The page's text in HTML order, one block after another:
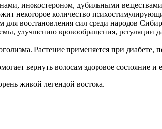
инокостероном, дубильными
некоторое количество
для восстановления сил среди народов
, улучшению кровообращения, регуляции
Растение применяется при
вернуть волосам здоровое состояние и
живой легендой востока.